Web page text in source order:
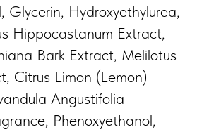
Glycerin, Hydroxyethylurea,
Hippocastanum Extract,
Bark Extract, Melilotus
Citrus Limon (Lemon)
Angustifolia
Phenoxyethanol,